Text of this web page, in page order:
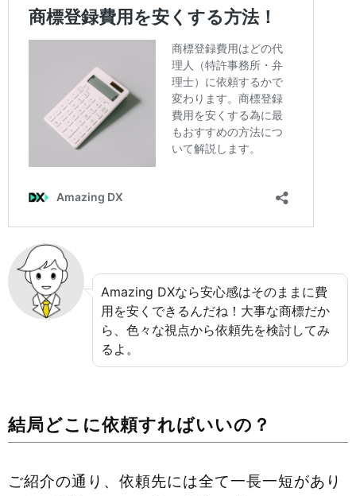
Amazing DXなら安心感はそのままに費
用を安くできるんだね！大事な商標だか
ら、色々な視点から依頼先を検討してみ
るよ。
結局どこに依頼すればいいの？
ご紹介の通り、依頼先には全て一長一短があり